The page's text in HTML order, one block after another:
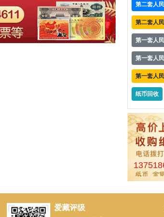
第二套人
第二套人
第一套人
第一套人
第一套人
纸币回收
爱藏评级